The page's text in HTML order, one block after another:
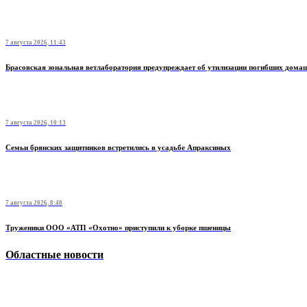
7 августа 2026, 11:43
Брасовская зональная ветлаборатория предупреждает об утилизации погибших
7 августа 2026, 10:13
Семьи брянских защитников встретились в усадьбе Апраксиных
7 августа 2026, 8:40
Труженики ООО «АТП «Охотно» приступили к уборке пшеницы
Областные новости